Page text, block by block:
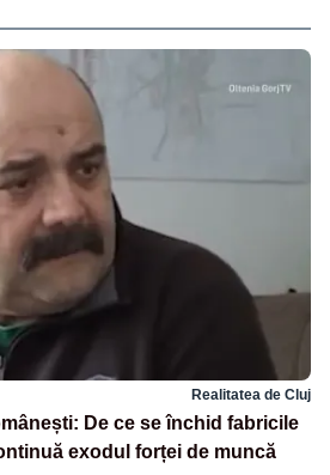
Realitatea de Cluj
De ce se închid fabricile
exodul forței de muncă